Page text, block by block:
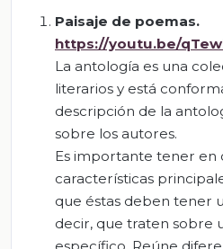
Paisaje de poemas.
https://youtu.be/
La antología es una
literarios y está
descripción de la
sobre los autores.
Es importante tener en
características
que éstas deben tener
decir, que traten sobre